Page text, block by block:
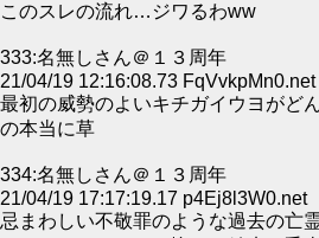
このスレの流れ…ジワるわww
333:名無しさん＠１３周年
21/04/19 12:16:08.73 FqVvkpMn0.net
最初の威勢のよいキチガイウヨがど
の本当に草
334:名無しさん＠１３周年
21/04/19 17:17:19.17 p4Ej8l3W0.net
忌まわしい不敬罪のような過去の亡